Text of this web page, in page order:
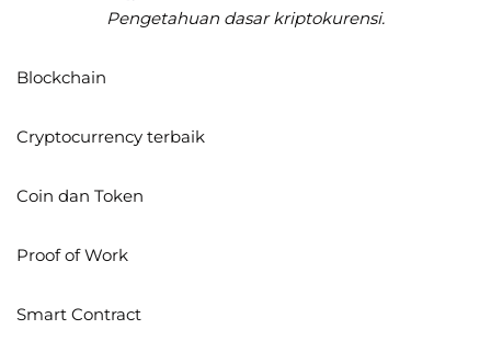
Pengetahuan dasar kriptokurensi.
Blockchain
Cryptocurrency terbaik
Coin dan Token
Proof of Work
Smart Contract